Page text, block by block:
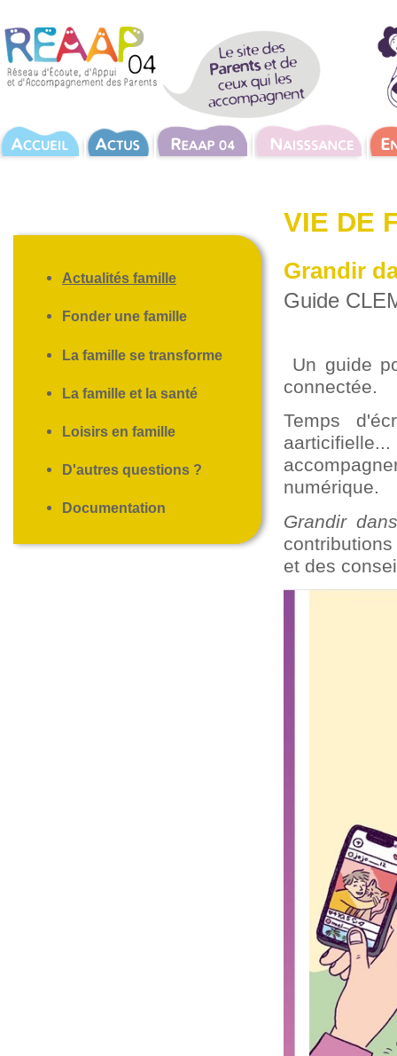
Actualités famille
Fonder une famille
La famille se transforme
La famille et la santé
Loisirs en famille
D'autres questions ?
Documentation
VIE DE
Grandir
Guide
Un guide
connectée.
Temps
numérique.
Grandir
et des